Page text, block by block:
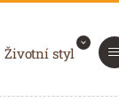
Životní styl